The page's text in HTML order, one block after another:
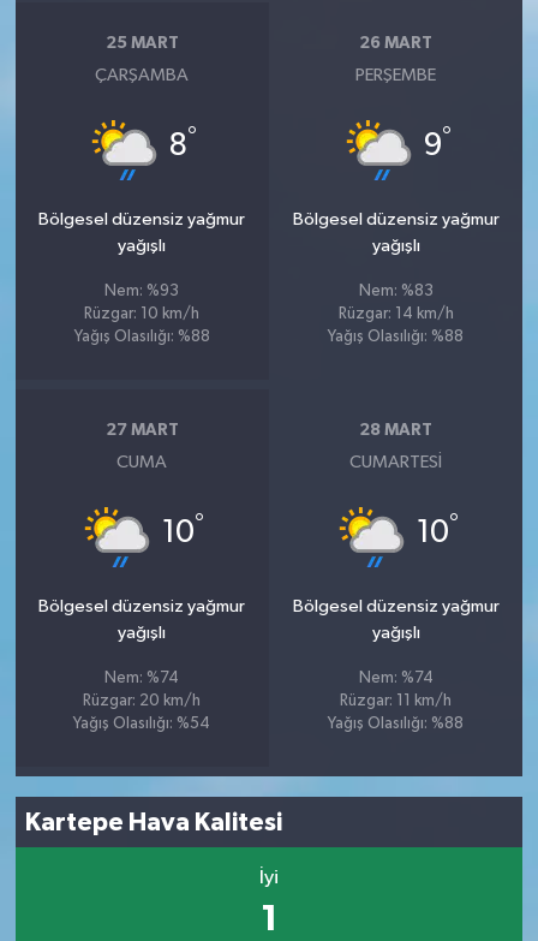
25 MART
ÇARŞAMBA
8°
Bölgesel düzensiz yağmur
yağışlı
Nem: %93
Rüzgar: 10 km/h
Yağış Olasılığı: %88
26 MART
PERŞEMBE
9°
Bölgesel düzensiz yağmur
yağışlı
Nem: %83
Rüzgar: 14 km/h
Yağış Olasılığı: %88
27 MART
CUMA
10°
Bölgesel düzensiz yağmur
yağışlı
Nem: %74
Rüzgar: 20 km/h
Yağış Olasılığı: %54
28 MART
CUMARTESI
10°
Bölgesel düzensiz yağmur
yağışlı
Nem: %74
Rüzgar: 11 km/h
Yağış Olasılığı: %88
Kartepe Hava Kalitesi
İyi
1